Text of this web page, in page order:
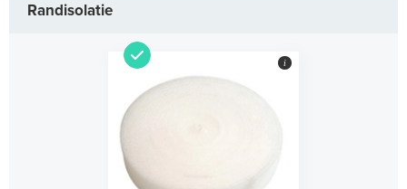
Randisolatie
i